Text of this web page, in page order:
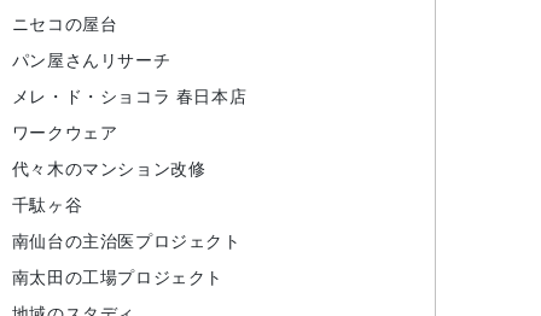
ニセコの屋台
パン屋さんリサーチ
メレ・ド・ショコラ 春日本店
ワークウェア
代々木のマンション改修
千駄ヶ谷
南仙台の主治医プロジェクト
南太田の工場プロジェクト